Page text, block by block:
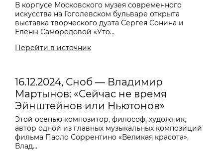
В корпусе Московского музея современного
искусства на Гоголевском бульваре открыта
выставка творческого дуэта Сергея Сонина и
Елены Самородовой «Уто...
Перейти в источник
16.12.2024, Сноб — Владимир
Мартынов: «Сейчас не время
Эйнштейнов или Ньютонов»
Этой осенью композитор, философ, художник,
автор одной из главных музыкальных композиций
фильма Паоло Соррентино «Великая красота»,
Влад...